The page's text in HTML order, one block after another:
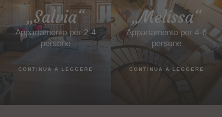
„Salvia“
Appartamento per 2-4
persone
CONTINUA A LEGGERE
„Melissa“
Appartamento per 4-6
persone
CONTINUA A LEGGERE